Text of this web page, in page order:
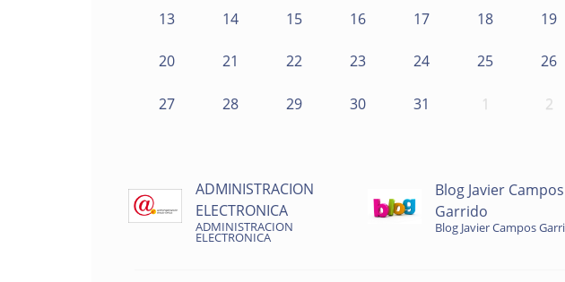
13 14 15 16 17 18 19
20 21 22 23 24 25 26
27 28 29 30 31 1 2
ADMINISTRACION
ELECTRONICA
ADMINISTRACION
ELECTRONICA
Blog Javier Campos
Garrido
Blog Javier Campos